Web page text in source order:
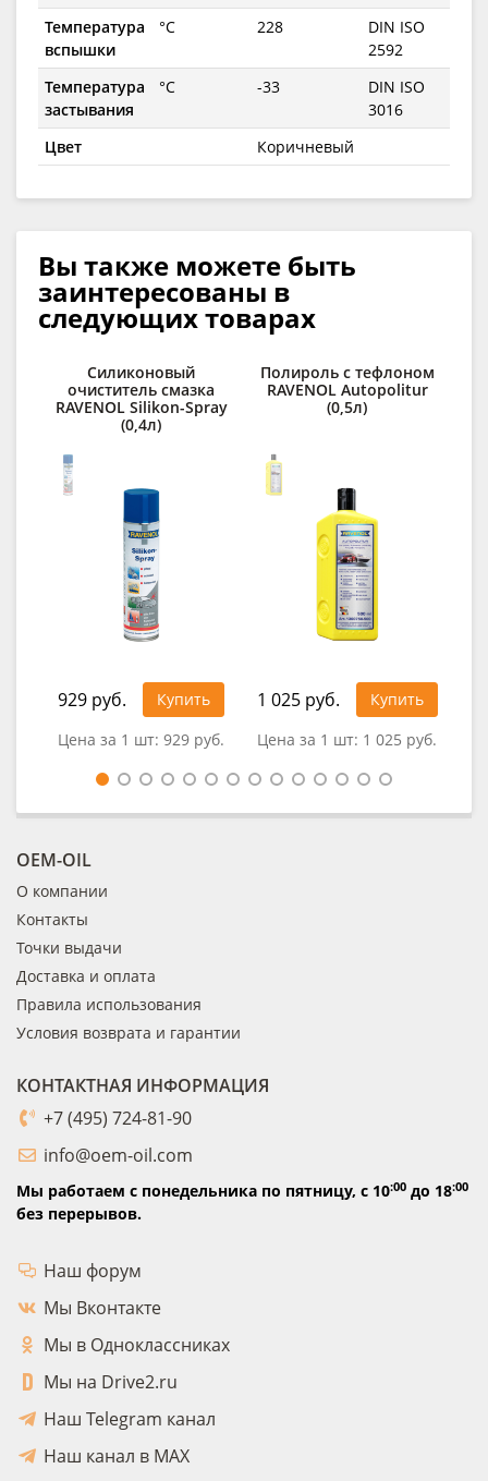
Температура
вспышки
°C 228
DIN ISO
2592
Температура
застывания
°C -33
DIN ISO
3016
Цвет
Коричневый
Вы также можете быть
заинтересованы в
следующих товарах
Силиконовый
очиститель смазка
RAVENOL Silikon-Spray
(0,4л)
929 руб.
Купить
Цена за 1 шт: 929 руб.
Полироль с тефлоном
RAVENOL Autopolitur
(0,5л)
1 025 руб.
Купить
Цена за 1 шт: 1 025 руб.
OEM-OIL
О компании
Контакты
Точки выдачи
Доставка и оплата
Правила использования
Условия возврата и гарантии
КОНТАКТНАЯ ИНФОРМАЦИЯ
+7 (495) 724-81-90
info@oem-oil.com
Мы работаем с понедельника по пятницу, с 10:00 до 18:00
без перерывов.
Наш форум
Мы Вконтакте
Мы в Одноклассниках
Мы на Drive2.ru
Наш Telegram канал
Наш канал в MAX